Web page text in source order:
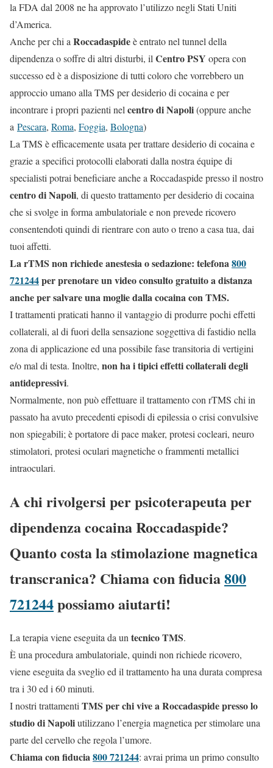
la FDA dal 2008 ne ha approvato l’utilizzo negli Stati Uniti
d’America.
Anche per chi aRoccadaspideè entrato nel tunnel della
dipendenza o soffre di altri disturbi, ilCentro PSY opera con
successo ed è a disposizione di tutti coloro che vorrebbero un
approccio umano alla TMS per desiderio di cocaina e per
incontrare i propri pazienti nelcentro di Napoli(oppure anche
a Pescara, Roma, Foggia, Bologna)
La TMS è efficacemente usata per trattare desiderio di cocaina e
grazie a specifici protocolli elaborati dalla nostra équipe di
specialisti potrai beneficiare anche a Roccadaspide presso il nostro
centro di Napoli, di questo trattamento per desiderio di cocaina
che si svolge in forma ambulatoriale e non prevede ricovero
consentendoti quindi di rientrare con auto o treno a casa tua, dai
tuoi affetti.
La rTMS non richiede anestesia o sedazione: telefona800
721244per prenotare un video consulto gratuito a distanza
anche per salvare una moglie dalla cocaina con TMS.
I trattamenti praticati hanno il vantaggio di produrre pochi effetti
collaterali, al di fuori della sensazione soggettiva di fastidio nella
zona di applicazione ed una possibile fase transitoria di vertigini
e/o mal di testa. Inoltre, non ha i tipici effetti collaterali degli
antidepressivi.
Normalmente, non può effettuare il trattamento con rTMS chi in
passato ha avuto precedenti episodi di epilessia o crisi convulsive
non spiegabili; è portatore di pace maker, protesi cocleari, neuro
stimolatori, protesi oculari magnetiche o frammenti metallici
intraoculari.
A chi rivolgersi per psicoterapeuta per
dipendenza cocaina Roccadaspide?
Quanto costa la stimolazione magnetica
transcranica? Chiama con fiducia800
721244possiamo aiutarti!
La terapia viene eseguita da untecnico TMS.
È una procedura ambulatoriale, quindi non richiede ricovero,
viene eseguita da sveglio ed il trattamento ha una durata compresa
tra i 30 ed i 60 minuti.
I nostri trattamentiTMS per chi vive a Roccadaspide presso lo
studio di Napoliutilizzano l’energia magnetica per stimolare una
parte del cervello che regola l’umore.
Chiama con fiducia800 721244: avrai prima un primo consulto